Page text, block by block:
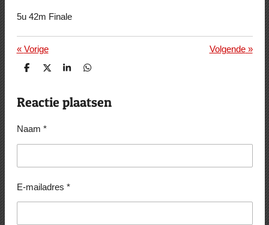
5u 42m Finale
« Vorige Volgende»
D
e
n
D
l
S
r
e
D
e
n
Reactie plaatsen
Naam *
E-mailadres *